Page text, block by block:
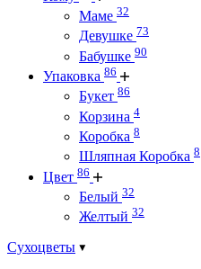
Маме 32
Девушке 73
Бабушке 90
Упаковка 86
Букет 86
Корзина 4
Коробка 8
Шляпная Коробка 8
Цвет 86
Белый 32
Желтый 32
Сухоцветы